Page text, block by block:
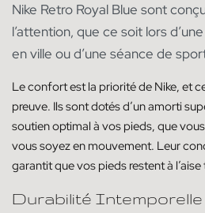
Nike Retro Royal Blue sont
l’attention, que ce soit lors
en ville ou d’une séance de
Le confort est la priorité de Nike, et
preuve. Ils sont dotés d’un amorti
soutien optimal à vos pieds, que
vous soyez en mouvement. Leur
garantit que vos pieds restent à
Durabilité Intemporelle